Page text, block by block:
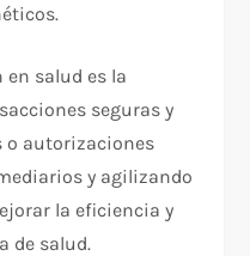
salud es la
seguras y
o autorizaciones
y agilizando
la eficiencia y
de salud.